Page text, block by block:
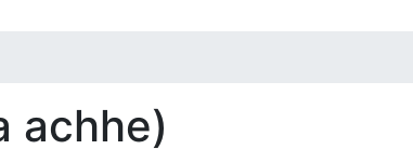
achhe)